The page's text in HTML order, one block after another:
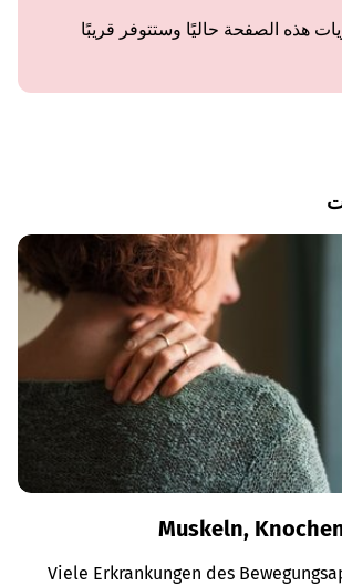
هذه الصفحة حاليًا وستتوفر قريبًا
Muskeln,
Viele Erkrankungen des